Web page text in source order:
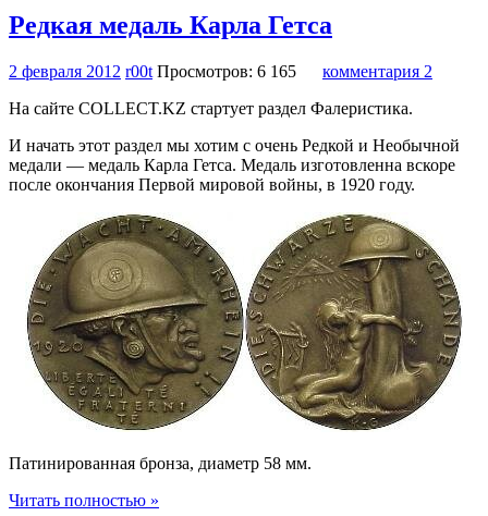
Редкая медаль Карла Гетса
2 февраля 2012 r00t Просмотров: 6 165 комментария 2
На сайте COLLECT.KZ стартует раздел Фалеристика.
И начать этот раздел мы хотим с очень Редкой и Необычной
медали — медаль Карла Гетса. Медаль изготовленна вскоре
после окончания Первой мировой войны, в 1920 году.
Патинированная бронза, диаметр 58 мм.
Читать полностью »